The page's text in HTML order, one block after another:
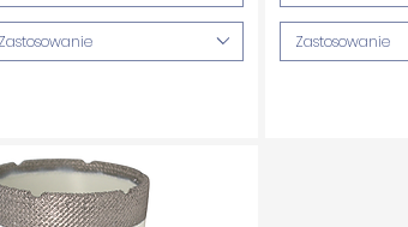
Zastosowanie Zastosowanie